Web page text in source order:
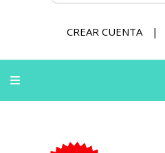
CREAR CUENTA